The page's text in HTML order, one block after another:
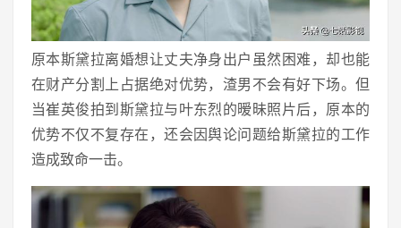
原本斯黛拉离婚想让丈夫净身出户虽然困难，却也能
在财产分割上占据绝对优势，渣男不会有好下场。但
当崔英俊拍到斯黛拉与叶东烈的暧昧照片后，原本的
优势不仅不复存在，还会因舆论问题给斯黛拉的工作
造成致命一击。